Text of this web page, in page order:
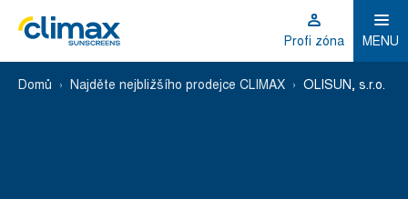
Profi zóna MENU
Domů Najděte nejbližšího prodejce CLIMAX OLISUN, s.r.o.